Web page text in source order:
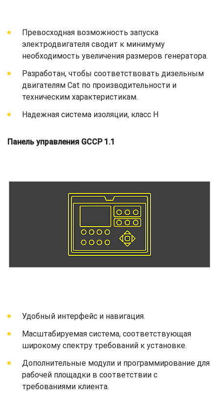
Превосходная возможность запуска
электродвигателя сводит к минимуму
необходимость увеличения размеров генератора.
Разработан, чтобы соответствовать дизельным
двигателям Cat по производительности и
техническим характеристикам.
Надежная система изоляции, класс H
Панель управления GCCP 1.1
Удобный интерфейс и навигация.
Масштабируемая система, соответствующая
широкому спектру требований к установке.
Дополнительные модули и программирование для
рабочей площадки в соответствии с
требованиями клиента.